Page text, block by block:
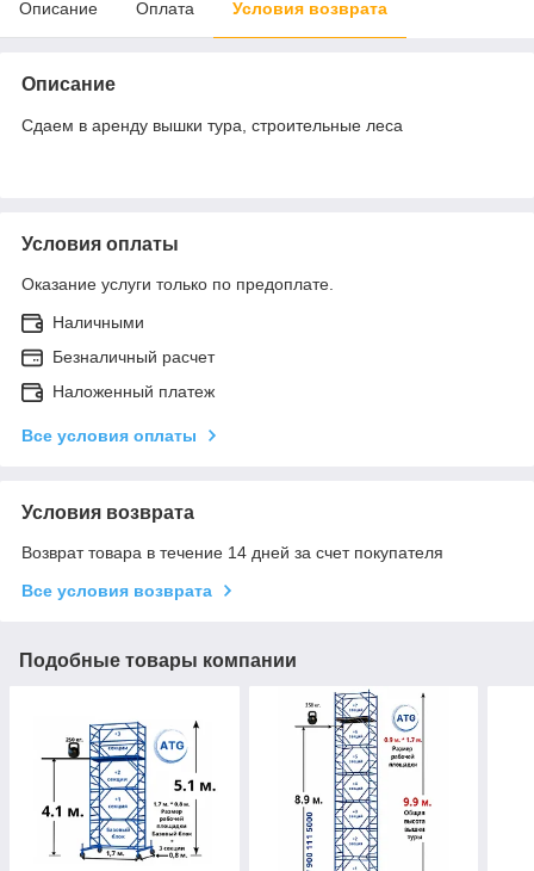
Описание Оплата Условия возврата
Описание
Сдаем в аренду вышки тура, строительные леса
Условия оплаты
Оказание услуги только по предоплате.
Наличными
Безналичный расчет
Наложенный платеж
Все условия оплаты
Условия возврата
Возврат товара в течение 14 дней за счет покупателя
Все условия возврата
Подобные товары компании